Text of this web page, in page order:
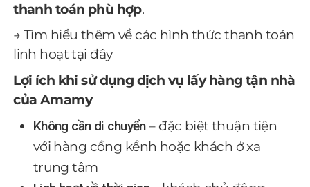
thanh toán phù hợp.
→ Tìm hiểu thêm về các hình thức thanh toán
linh hoạt tại đây
Lợi ích khi sử dụng dịch vụ lấy hàng tận nhà
của Amamy
Không cần di chuyển– đặc biệt thuận tiện
với hàng cồng kềnh hoặc khách ở xa
trung tâm